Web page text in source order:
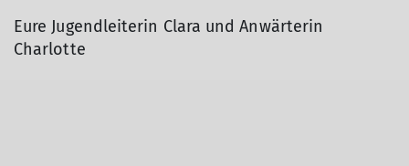
Eure Jugendleiterin Clara und Anwärterin
Charlotte